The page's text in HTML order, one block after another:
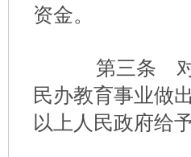
资金。
第三条 对于
民办教育事业做
以上人民政府给